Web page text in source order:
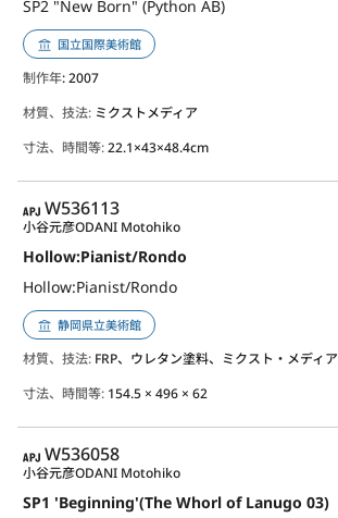
SP2 "New Born" (Python AB)
国立国際美術館
制作年: 2007
材質、技法: ミクストメディア
寸法、時間等:22.1×43×48.4cm
APJ
W536113
Hollow:Pianist/Rondo
Hollow:Pianist/Rondo
小谷元彦ODANI Motohiko
静岡県立美術館
材質、技法: FRP、ウレタン塗料、ミクスト・メディア
寸法、時間等: 154.5 × 496 × 62
APJ
W536058
SP1 'Beginning'(The Whorl of Lanugo 03)
小谷元彦ODANI Motohiko